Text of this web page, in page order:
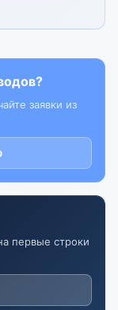
заявки из
первые строки